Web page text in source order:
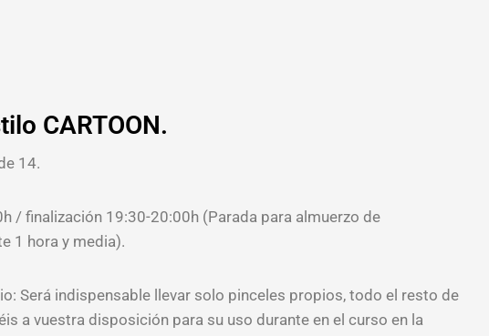
CARTOON.
14.
/ finalización 19:30-20:00h (Parada para almuerzo de
1 hora y media).
Será indispensable llevar solo pinceles propios, todo el resto de
a vuestra disposición para su uso durante en el curso en la